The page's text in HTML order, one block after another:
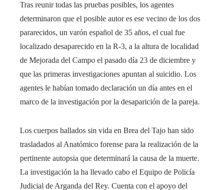
Tras reunir todas las pruebas posibles, los agentes
determinaron que el posible autor es ese vecino de los dos
pararecidos, un varón español de 35 años, el cual fue
localizado desaparecido en la R-3, a la altura de localidad
de Mejorada del Campo el pasado día 23 de diciembre y
que las primeras investigaciones apuntan al suicidio. Los
agentes le habían tomado declaración un día antes en el
marco de la investigación por la desaparición de la pareja.
Los cuerpos hallados sin vida en Brea del Tajo han sido
trasladados al Anatómico forense para la realización de la
pertinente autopsia que determinará la causa de la muerte.
La investigación la ha llevado cabo el Equipo de Policía
Judicial de Arganda del Rey. Cuenta con el apoyo del